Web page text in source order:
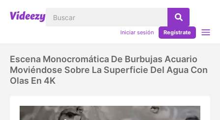
Iniciar sesión Regístrate
Escena Monocromática De Burbujas Acuario
Moviéndose Sobre La Superficie Del Agua Con
Olas En 4K